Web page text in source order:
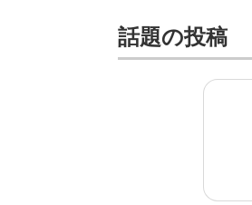
話題の投稿